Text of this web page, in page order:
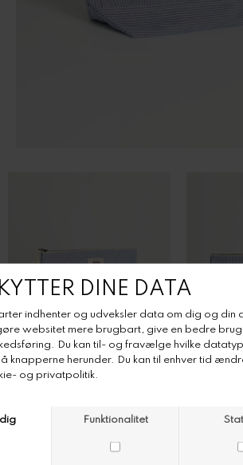
Aiayu Pouch Pocket Striped
Aiayu Pouch Pocket Striped